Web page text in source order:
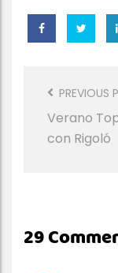
Navigation
PREVIOUS
Verano
con Rigoló
29